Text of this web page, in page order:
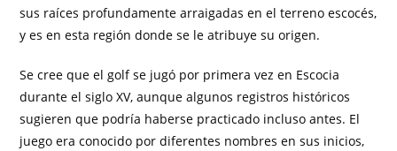
sus raíces profundamente arraigadas en el terreno escocés,
y es en esta región donde se le atribuye su origen.
Se cree que el golf se jugó por primera vez en Escocia
durante el siglo XV, aunque algunos registros históricos
sugieren que podría haberse practicado incluso antes. El
juego era conocido por diferentes nombres en sus inicios,